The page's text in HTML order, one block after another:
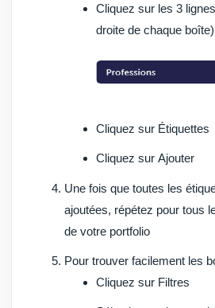
Cliquez sur les 3
droite de chaque boîte)
Cliquez sur Étiquettes
Cliquez sur Ajouter
Une fois que toutes les
ajoutées, répétez pour tous
de votre portfolio
Pour trouver facilement les
Cliquez sur Filtres